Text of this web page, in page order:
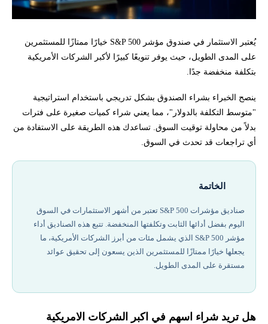
يُعتبر الاستثمار في صندوق مؤشر S&P 500 خيارًا ممتازًا للمستثمرين
على المدى الطويل، حيث يوفر تنويعًا كبيرًا لأكبر الشركات الأمريكية
بتكلفة منخفضة جدًا.
ينصح الخبراء بشراء الصندوق بشكل تدريجي باستخدام استراتيجية
"متوسط التكلفة بالدولار"، مما يعني شراء كميات صغيرة على فترات
بدلاً من محاولة توقيت السوق. تساعدك هذه الطريقة على الاستفادة من
أي تراجعات قد تحدث في السوق.
الخاتمة
صناديق مؤشرات S&P 500 تعتبر من أشهر الاستثمارات في السوق
اليوم بفضل أدائها الثابت وتكلفتها المنخفضة. تتبع هذه الصناديق أداء
مؤشر S&P 500 الذي يشمل مئات من أبرز الشركات الأمريكية، ما
يجعلها خيارًا ممتازًا للمستثمرين الذين يسعون إلى تحقيق عوائد
مستقرة على المدى الطويل.
هل تريد شراء اسهم في اكبر الشركات الامريكية